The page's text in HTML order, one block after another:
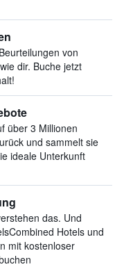
von
dir. Buche jetzt
über 3 Millionen
und sammelt sie
ideale Unterkunft
das. Und
Hotels und
mit kostenloser